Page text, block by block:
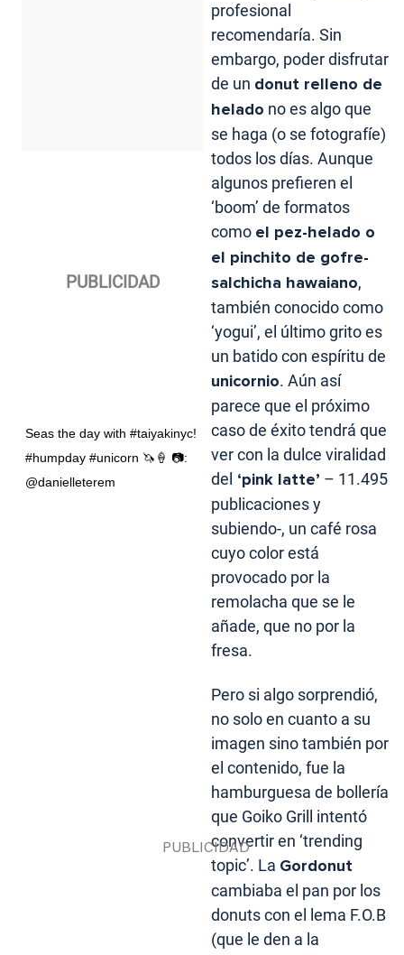
Seas the day with #taiyakinyc!
#humpday #unicorn 🦄🍦 📷:
@danielleterem
profesional
recomendaría. Sin
embargo, poder disfrutar
de un donut relleno de
helado no es algo que
se haga (o se fotografíe)
todos los días. Aunque
algunos prefieren el
‘boom’ de formatos
como el pez-helado o
el pinchito de gofre-
salchicha hawaiano,
también conocido como
‘yogui’, el último grito es
un batido con espíritu de
unicornio. Aún así
parece que el próximo
caso de éxito tendrá que
ver con la dulce viralidad
del ‘pink latte’ – 11.495
publicaciones y
subiendo-, un café rosa
cuyo color está
provocado por la
remolacha que se le
añade, que no por la
fresa.
Pero si algo sorprendió,
no solo en cuanto a su
imagen sino también por
el contenido, fue la
hamburguesa de bollería
que Goiko Grill intentó
convertir en ‘trending
topic’. La Gordonut
cambiaba el pan por los
donuts con el lema F.O.B
(que le den a la